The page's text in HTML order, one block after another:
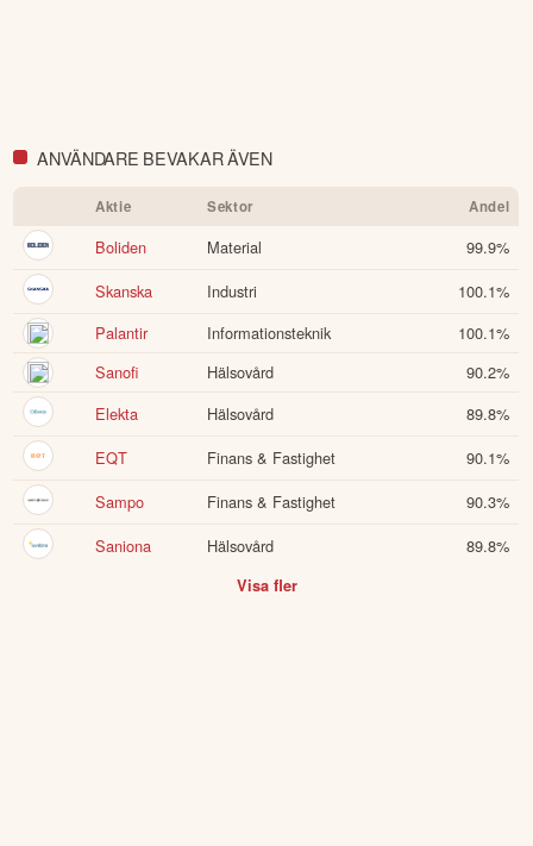
ANVÄNDARE BEVAKAR ÄVEN
Aktie Sektor Andel
Boliden Material 99.9%
Skanska
Industri 100.1%
Palantir
Informationsteknik 100.1%
Sanofi
Hälsovård 90.2%
Elekta
Hälsovård 89.8%
EQT
Finans & Fastighet 90.1%
Sampo
Finans & Fastighet 90.3%
Saniona
Hälsovård 89.8%
Visa fler